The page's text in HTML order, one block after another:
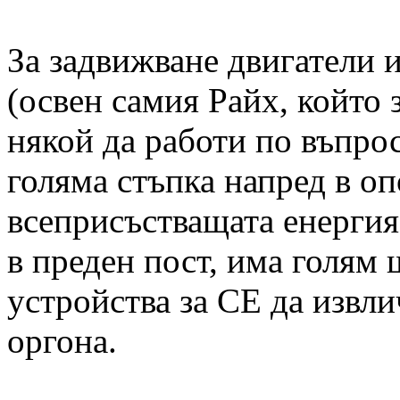
За задвижване двигатели
(освен самия Райх, който
някой да работи по
голяма стъпка напред в
всеприсъстващата
в преден пост, има голям
устройства за СЕ да
оргона.